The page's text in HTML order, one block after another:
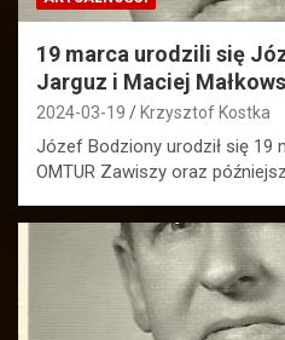
19 marca urodzili się
Jarguz i Maciej
2024-03-19 Krzysztof Kostka
Józef Bodziony urodził się 19
OMTUR Zawiszy oraz